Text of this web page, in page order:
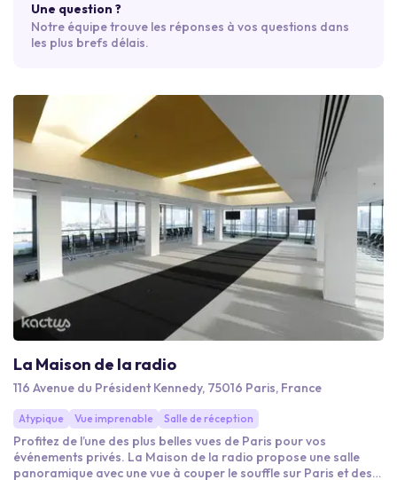
Une question ?
Notre équipe trouve les réponses à vos questions dans
les plus brefs délais.
La Maison de la radio
116 Avenue du Président Kennedy, 75016 Paris, France
Atypique Vue imprenable Salle de réception
Profitez de l’une des plus belles vues de Paris pour vos
événements privés. La Maison de la radio propose une salle
panoramique avec une vue à couper le souffle sur Paris et des